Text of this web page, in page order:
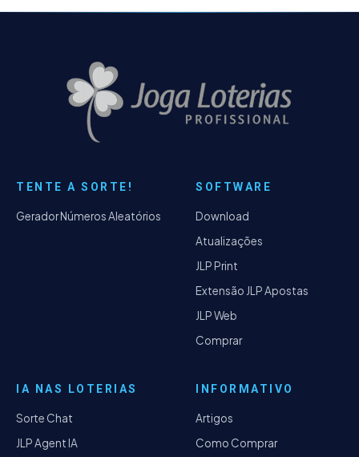
TENTE A SORTE!
Gerador Números Aleatórios
SOFTWARE
Download
Atualizações
JLP Print
Extensão JLP Apostas
JLP Web
Comprar
IA NAS LOTERIAS
Sorte Chat
JLP Agent IA
INFORMATIVO
Artigos
Como Comprar